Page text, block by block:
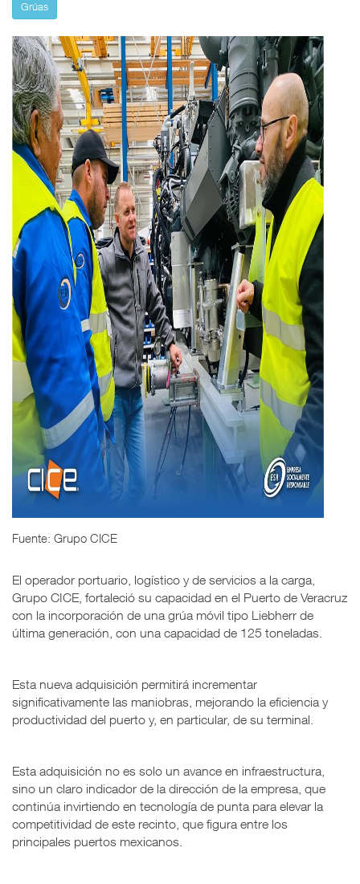
Grúas
Fuente: Grupo CICE
El operador portuario, logístico y de servicios a la carga,
Grupo CICE, fortaleció su capacidad en el Puerto de Veracruz
con la incorporación de una grúa móvil tipo Liebherr de
última generación, con una capacidad de 125 toneladas.
Esta nueva adquisición permitirá incrementar
significativamente las maniobras, mejorando la eficiencia y
productividad del puerto y, en particular, de su terminal.
Esta adquisición no es solo un avance en infraestructura,
sino un claro indicador de la dirección de la empresa, que
continúa invirtiendo en tecnología de punta para elevar la
competitividad de este recinto, que figura entre los
principales puertos mexicanos.